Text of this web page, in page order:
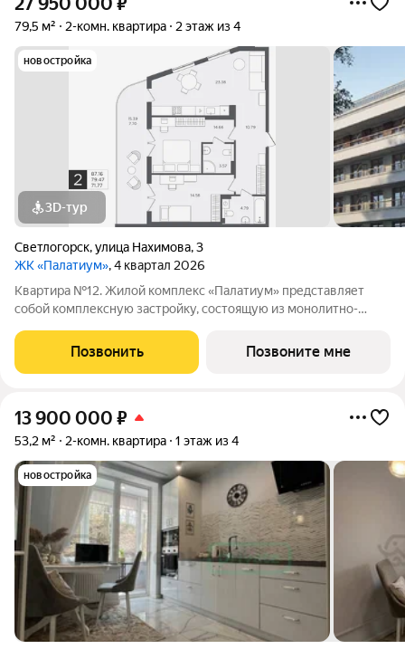
79,5 м² 2-комн. квартира 2 этаж из 4
новостройка
3D-тур
Светлогорск,улица Нахимова,3
ЖК «Палатиум», 4 квартал 2026
Квартира №12. Жилой комплекс «Палатиум» представляет
собой комплексную застройку, состоящую из монолитно-
различными планировками. Выполняется предчистовая
отделка. Благоустройство прилегающей
Позвонить Позвоните мне
13 900 000 ₽
53,2 м² 2-комн. квартира 1 этаж из 4
новостройка